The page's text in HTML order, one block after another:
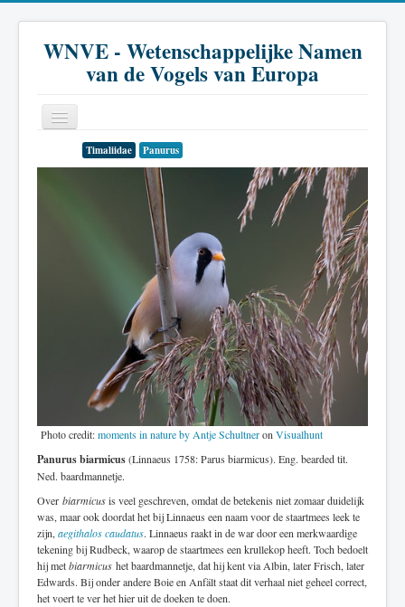
WNVE - Wetenschappelijke Namen
van de Vogels van Europa
Timaliidae Panurus
Photo credit:moments in nature by Antje Schultneron Visualhunt
Panurus biarmicus(Linnaeus 1758: Parus biarmicus). Eng. bearded tit.
Ned. baardmannetje.
Over biarmicusis veel geschreven, omdat de betekenis niet zomaar duidelijk
was, maar ook doordat het bij Linnaeus een naam voor de staartmees leek te
zijn, aegithalos caudatus. Linnaeus raakt in de war door een merkwaardige
tekening bij Rudbeck, waarop de staartmees een krullekop heeft. Toch bedoelt
hij metbiarmicus het baardmannetje, dat hij kent via Albin, later Frisch, later
Edwards. Bij onder andere Boie en Anfält staat dit verhaal niet geheel correct,
het voert te ver het hier uit de doeken te doen.